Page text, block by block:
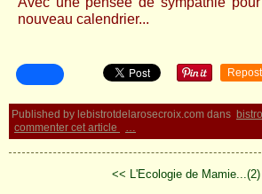
nouveau calendrier...
Repost
Published by lebistrotdelarosecroix.com dans
commenter cet article
…
<< L'Ecologie de Mamie...(2)